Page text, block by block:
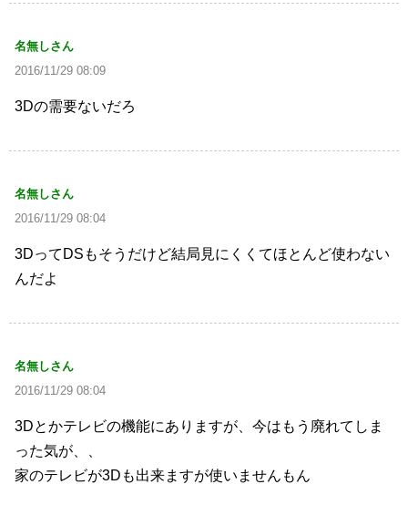
名無しさん
2016/11/29 08:09
3Dの需要ないだろ
名無しさん
2016/11/29 08:04
3DってDSもそうだけど結局見にくくてほとんど使わない
んだよ
名無しさん
2016/11/29 08:04
3Dとかテレビの機能にありますが、今はもう廃れてしま
った気が、、
家のテレビが3Dも出来ますが使いませんもん